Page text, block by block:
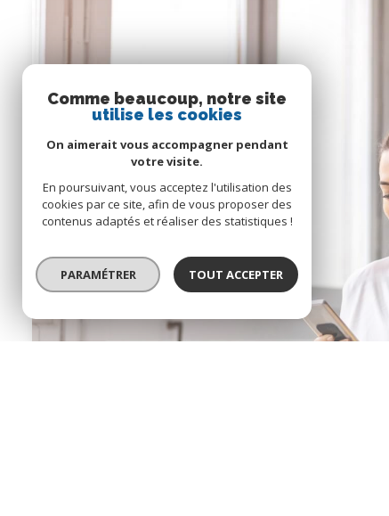
Comme beaucoup, notre site
utilise les cookies
On aimerait vous accompagner pendant
votre visite.
En poursuivant, vous acceptez l'utilisation des
cookies par ce site, afin de vous proposer des
contenus adaptés et réaliser des statistiques !
PARAMÉTRER TOUT ACCEPTER